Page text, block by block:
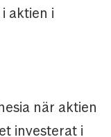
aktien i
när aktien
investerat i